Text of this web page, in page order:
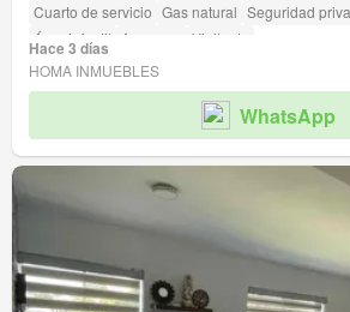
Cuarto de servicio Gas natural Seguridad
Área infantil
Ascensor Vigilante
Hace 3 días
HOMA INMUEBLES
WhatsApp